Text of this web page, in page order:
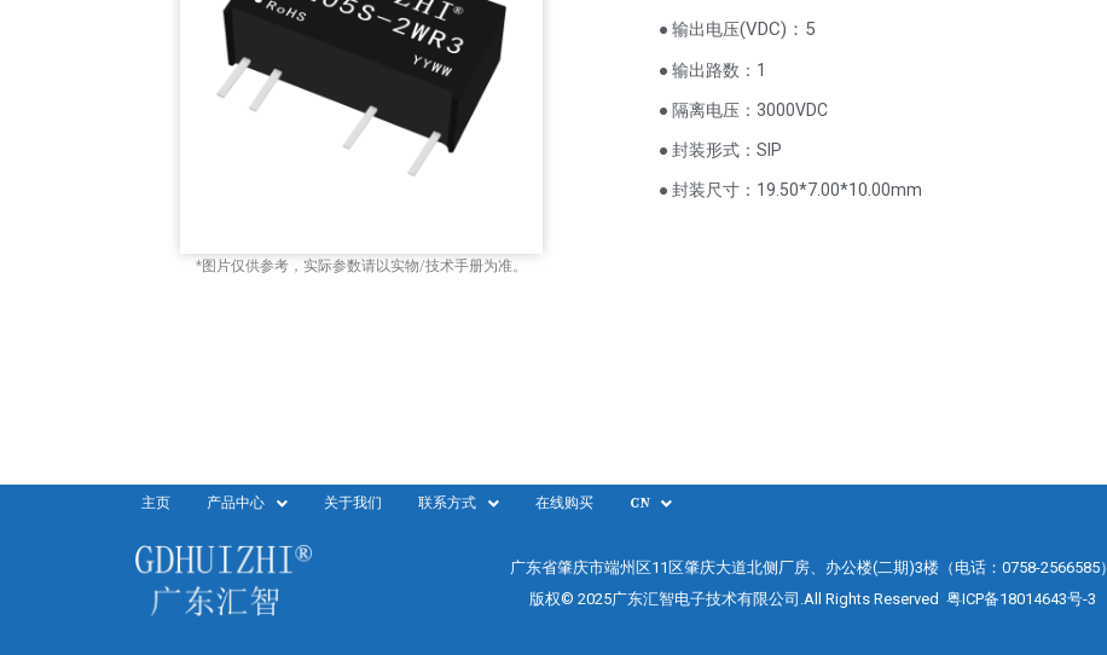
*图片仅供参考，实际参数请以实物/技术手册为准。
● 输出电压(VDC) ：5
● 输出路数：1
● 隔离电压：3000VDC
● 封装形式：SIP
● 封装尺寸：19.50*7.00*10.00mm
主页 产品中心 关于我们 联系方式 在线购买 CN
广东省肇庆市端州区11区肇庆大道北侧厂房、办公楼(二期)3楼（电话：0758-2566585）
版权© 2025广东汇智电子技术有限公司.All Rights Reserved 粤ICP备18014643号-3